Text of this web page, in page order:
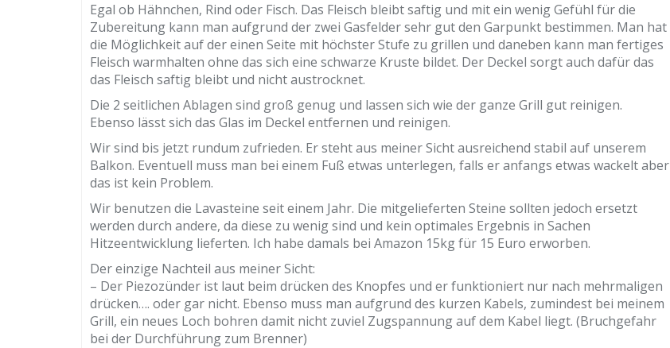
Egal ob Hähnchen, Rind oder Fisch. Das Fleisch bleibt saftig und mit ein wenig Gefühl für die
Zubereitung kann man aufgrund der zwei Gasfelder sehr gut den Garpunkt bestimmen. Man hat
die Möglichkeit auf der einen Seite mit höchster Stufe zu grillen und daneben kann man fertiges
Fleisch warmhalten ohne das sich eine schwarze Kruste bildet. Der Deckel sorgt auch dafür das
das Fleisch saftig bleibt und nicht austrocknet.
Die 2 seitlichen Ablagen sind groß genug und lassen sich wie der ganze Grill gut reinigen.
Ebenso lässt sich das Glas im Deckel entfernen und reinigen.
Wir sind bis jetzt rundum zufrieden. Er steht aus meiner Sicht ausreichend stabil auf unserem
Balkon. Eventuell muss man bei einem Fuß etwas unterlegen, falls er anfangs etwas wackelt aber
das ist kein Problem.
Wir benutzen die Lavasteine seit einem Jahr. Die mitgelieferten Steine sollten jedoch ersetzt
werden durch andere, da diese zu wenig sind und kein optimales Ergebnis in Sachen
Hitzeentwicklung lieferten. Ich habe damals bei Amazon 15kg für 15 Euro erworben.
Der einzige Nachteil aus meiner Sicht:
– Der Piezozünder ist laut beim drücken des Knopfes und er funktioniert nur nach mehrmaligen
drücken…. oder gar nicht. Ebenso muss man aufgrund des kurzen Kabels, zumindest bei meinem
Grill, ein neues Loch bohren damit nicht zuviel Zugspannung auf dem Kabel liegt. (Bruchgefahr
bei der Durchführung zum Brenner)